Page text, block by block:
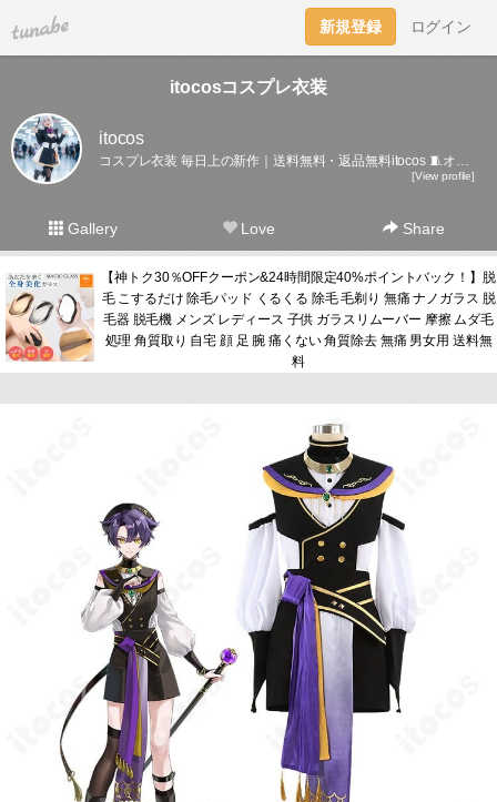
tuna.be 新規登録 ログイン
itocosコスプレ衣装
itocos
コスプレ衣装 毎日上の新作｜送料無料・返品無料itocos 🧵オーダメイドOK・職人品質：https://www.itocos.com/custom.html💬相談はLINE→@424ajohx友だち追加で2000円クーポン＆特急仕上げもLINE受付!
[View profile]
Gallery Love Share
【神トク30％OFFクーポン&24時間限定40%ポイントバック！】脱
毛 こするだけ 除毛パッド くるくる 除毛 毛剃り 無痛 ナノガラス 脱
毛器 脱毛機 メンズ レディース 子供 ガラスリムーバー 摩擦 ムダ毛
処理 角質取り 自宅 顔 足 腕 痛くない 角質除去 無痛 男女用 送料無
料